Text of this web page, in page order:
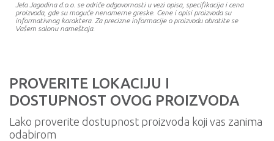
Jela Jagodina d.o.o. se odriče odgovornosti u vezi opisa, specifikacija i cena
proizvoda, gde su moguće nenamerne greske. Cene i opisi proizvoda su
informativnog karaktera. Za precizne informacije o proizvodu obratite se
Vašem salonu nameštaja.
PROVERITE LOKACIJU I
DOSTUPNOST OVOG PROIZVODA
Lako proverite dostupnost proizvoda koji vas zanima
odabirom